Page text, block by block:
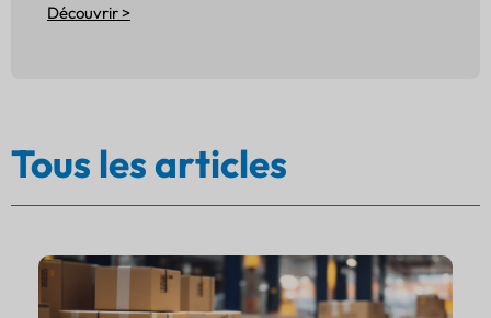
Découvrir >
Tous les articles